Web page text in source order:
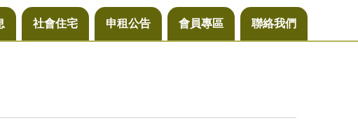
社會住宅 申租公告 會員專區 聯絡我們